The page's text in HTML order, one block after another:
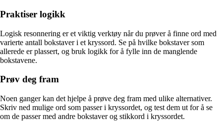
Praktiser logikk
Logisk resonnering er et viktig verktøy når du prøver å finne ord med
varierte antall bokstaver i et kryssord. Se på hvilke bokstaver som
allerede er plassert, og bruk logikk for å fylle inn de manglende
bokstavene.
Prøv deg fram
Noen ganger kan det hjelpe å prøve deg fram med ulike alternativer.
Skriv ned mulige ord som passer i kryssordet, og test dem ut for å se
om de passer med andre bokstaver og stikkord i kryssordet.